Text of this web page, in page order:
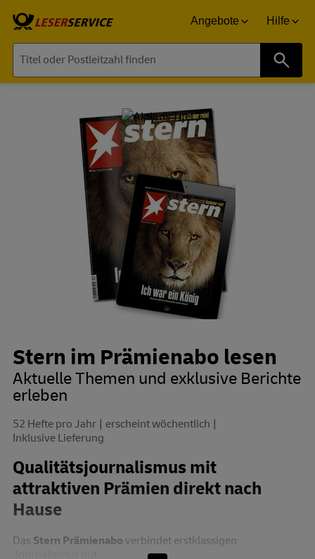
Angebote Hilfe
Stern im Prämienabo lesen
Aktuelle Themen und exklusive Berichte
erleben
52 Hefte pro Jahr
erscheint wöchentlich
Inklusive Lieferung
Qualitätsjournalismus mit
attraktiven Prämien direkt nach
Hause
Das Stern Prämienabo verbindet erstklassigen